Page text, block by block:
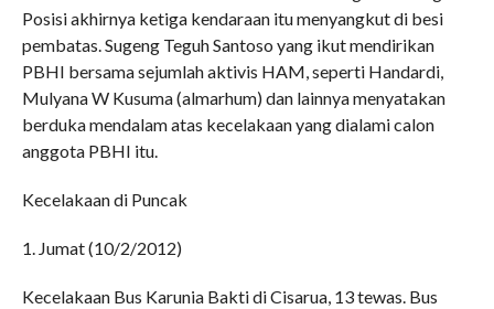
Posisi akhirnya ketiga kendaraan itu menyangkut di besi
pembatas. Sugeng Teguh Santoso yang ikut mendirikan
PBHI bersama sejumlah aktivis HAM, seperti Handardi,
Mulyana W Kusuma (almarhum) dan lainnya menyatakan
berduka mendalam atas kecelakaan yang dialami calon
anggota PBHI itu.
Kecelakaan di Puncak
1. Jumat (10/2/2012)
Kecelakaan Bus Karunia Bakti di Cisarua, 13 tewas. Bus